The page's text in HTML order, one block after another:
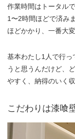
作業時間はトータル
1〜2時間ほどで済み
ほどかかり、一番大変
基本わたし1人で行っ
うと思うんだけど、
やすく、納得のいく
こだわりは漆喰